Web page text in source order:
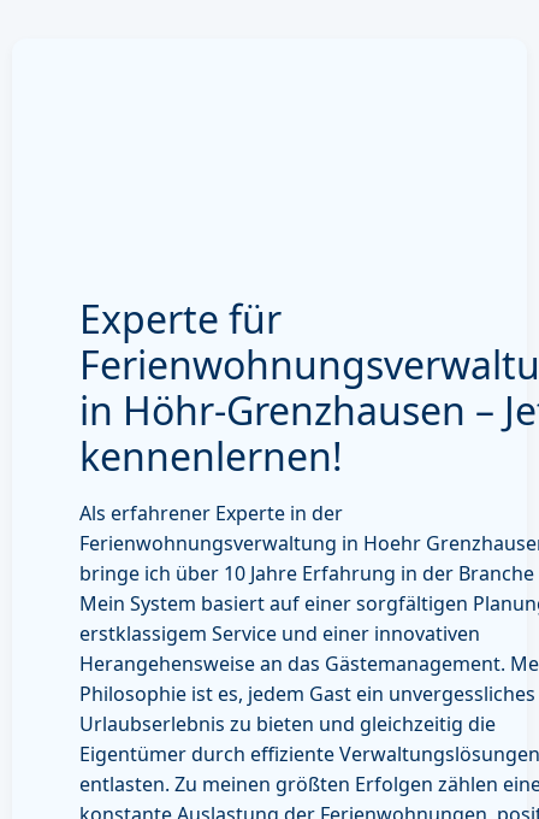
Experte für
in Höhr-Grenzhausen –
kennenlernen!
Als erfahrener Experte in der
Ferienwohnungsverwaltung in Hoehr
bringe ich über 10 Jahre Erfahrung in der
Mein System basiert auf einer sorgfältigen
erstklassigem Service und einer innovativen
Herangehensweise an das Gästemanagement.
Philosophie ist es, jedem Gast ein unvergessliches
Urlaubserlebnis zu bieten und gleichzeitig die
Eigentümer durch effiziente
entlasten. Zu meinen größten Erfolgen zählen